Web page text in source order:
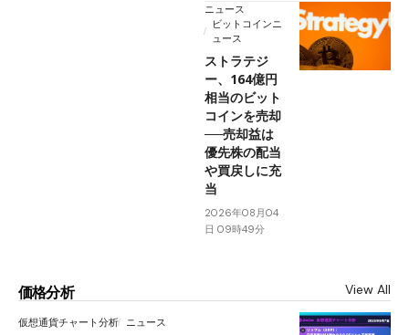
ニュース
ビットコインニ
ュース
ストラテジ
ー、164億円
相当のビット
コインを売却
──売却益は
優先株の配当
や買戻しに充
当
2026年08月04
日 09時49分
価格分析 View All
仮想通貨チャート分析 ニュース